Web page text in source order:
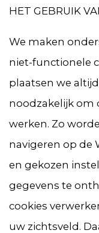
HET GEBRUIK
We maken
niet-functionele
plaatsen we
noodzakelijk om
werken. Zo
navigeren op de
en gekozen
gegevens te
cookies
uw zichtsveld.